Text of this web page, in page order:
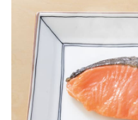
牛丼のこだわり